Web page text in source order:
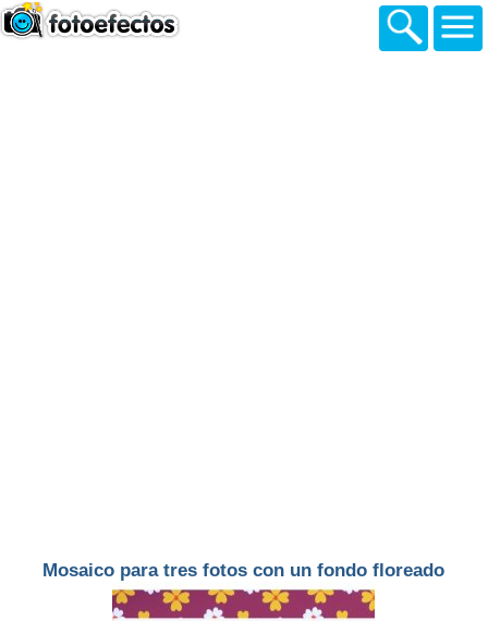
Mosaico para tres fotos con un fondo floreado